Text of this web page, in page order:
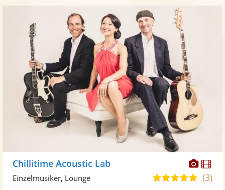
Chillitime Acoustic Lab
4,9(3)
Einzelmusiker, Lounge